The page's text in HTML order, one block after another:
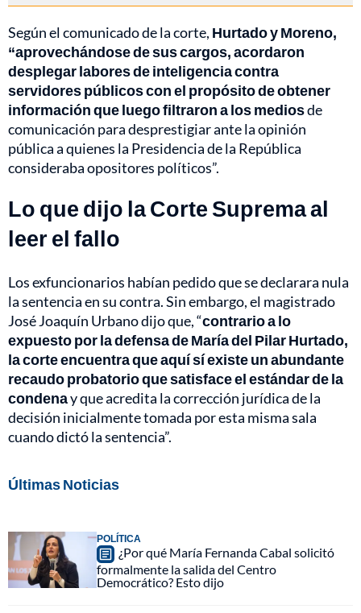
Según el comunicado de la corte, Hurtado y Moreno,
“aprovechándose de sus cargos, acordaron
desplegar labores de inteligencia contra
servidores públicos con el propósito de obtener
información que luego filtraron a los mediosde
comunicación para desprestigiar ante la opinión
pública a quienes la Presidencia de la República
consideraba opositores políticos”.
Lo que dijo la Corte Suprema al
leer el fallo
Los exfuncionarios habían pedido que se declarara nula
la sentencia en su contra. Sin embargo, el magistrado
José Joaquín Urbano dijo que, “contrario a lo
expuesto por la defensa de María del Pilar Hurtado,
la corte encuentra que aquí sí existe un abundante
recaudo probatorio que satisface el estándar de la
condenay que acredita la corrección jurídica de la
decisión inicialmente tomada por esta misma sala
cuando dictó la sentencia”.
Últimas Noticias
POLÍTICA
¿Por qué María Fernanda Cabal solicitó
formalmente la salida del Centro
Democrático? Esto dijo